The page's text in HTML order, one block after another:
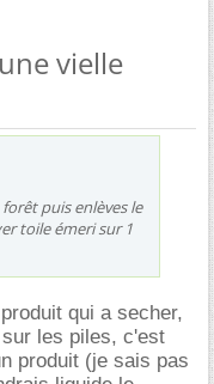
vielle
puis enlèves le
toile émeri sur 1
qui a secher,
les piles, c'est
produit (je sais pas